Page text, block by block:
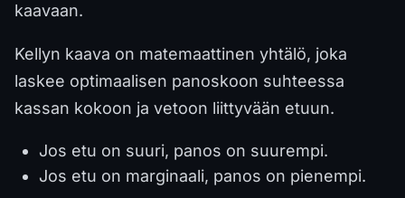
kaavaan.
Kellyn kaava on matemaattinen yhtälö, joka
laskee optimaalisen panoskoon suhteessa
kassan kokoon ja vetoon liittyvään etuun.
Jos etu on suuri, panos on suurempi.
Jos etu on marginaali, panos on pienempi.